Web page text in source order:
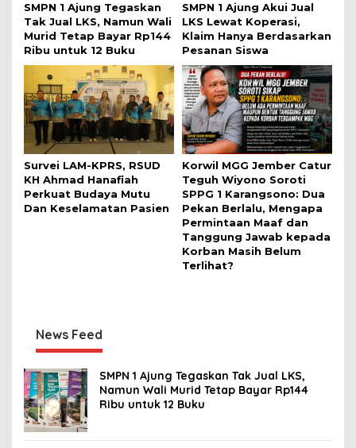
SMPN 1 Ajung Tegaskan
Tak Jual LKS, Namun Wali
Murid Tetap Bayar Rp144
Ribu untuk 12 Buku
SMPN 1 Ajung Akui Jual
LKS Lewat Koperasi,
Klaim Hanya Berdasarkan
Pesanan Siswa
Survei LAM-KPRS, RSUD
KH Ahmad Hanafiah
Perkuat Budaya Mutu
Dan Keselamatan Pasien
Korwil MGG Jember Catur
Teguh Wiyono Soroti
SPPG 1 Karangsono: Dua
Pekan Berlalu, Mengapa
Permintaan Maaf dan
Tanggung Jawab kepada
Korban Masih Belum
Terlihat?
News Feed
SMPN 1 Ajung Tegaskan Tak Jual LKS,
Namun Wali Murid Tetap Bayar Rp144
Ribu untuk 12 Buku